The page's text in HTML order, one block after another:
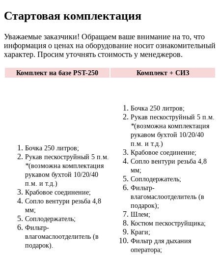
Стартовая комплектация
Уважаемые заказчики! Обращаем ваше внимание на то, что
информация о ценах на оборудование носит ознакомительный
характер. Просим уточнять стоимость у менеджеров.
Комплект на базе PST-250 Комплект + СИЗ
Бочка 250 литров;
Рукав пескоструйный 5 п.м.
*(возможна комплектация
рукавом бухтой 10/20/40
п.м. и т.д.)
Крабовое соединение;
Сопло вентури резьба 4,8
мм;
Соплодержатель;
Фильтр-
влагомаслоотделитель (в
подарок).
Бочка 250 литров;
Рукав пескоструйный 5 п.м.
*(возможна комплектация
рукавом бухтой 10/20/40
п.м. и т.д.)
Крабовое соединение;
Сопло вентури резьба 4,8
мм;
Соплодержатель;
Фильтр-
влагомаслоотделитель (в
подарок);
Шлем;
Костюм пескоструйщика;
Краги;
Фильтр для дыхания
оператора;